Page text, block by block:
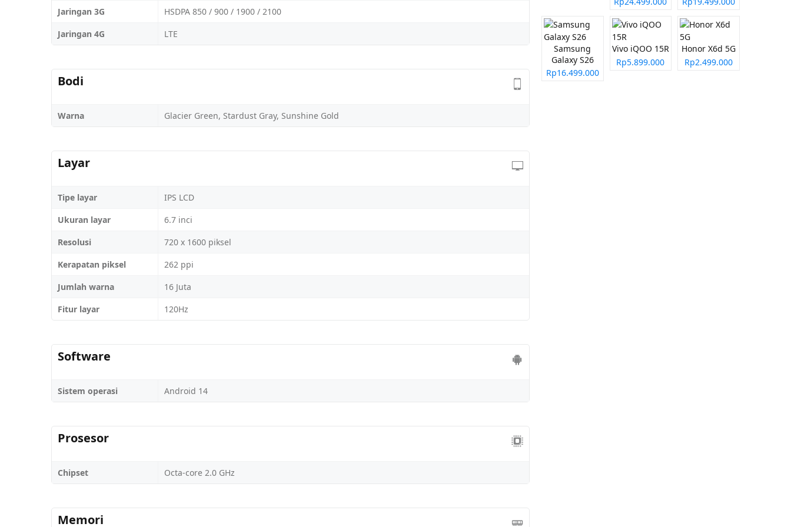
Jaringan 3G
HSDPA 850 / 900 / 1900 / 2100
Jaringan 4G
LTE
Bodi
Warna Glacier Green, Stardust Gray, Sunshine Gold
Layar
Tipe layar
IPS LCD
Ukuran layar
6.7 inci
Resolusi
720 x 1600 piksel
Kerapatan piksel
262 ppi
Jumlah warna
16 Juta
Fitur layar
120Hz
Software
Sistem operasi Android 14
Prosesor
Chipset Octa-core 2.0 GHz
Memori
Samsung
Galaxy S26
Rp16.499.000
Vivo iQOO 15R
Rp5.899.000
Honor X6d 5G
Rp2.499.000